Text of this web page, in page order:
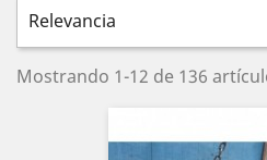
Relevancia
Mostrando 1-12 de 136